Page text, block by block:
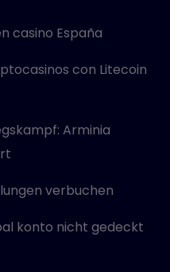
casino España
con Litecoin
Arminia
verbuchen
konto nicht gedeckt